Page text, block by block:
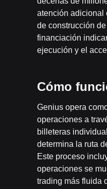
atención adicional
de construcción
financiación
ejecución y el
Cómo
Genius opera
operaciones a
billeteras
determina la ruta
Este proceso
operaciones se
trading más fluida